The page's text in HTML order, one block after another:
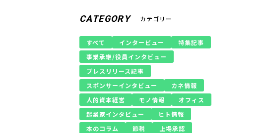
CATEGORY カテゴリー
すべて インタービュー
特集記事
事業承継/役員インタビュー
プレスリリース記事
スポンサーインタビュー
カネ情報
人的資本経営
モノ情報
オフィス
起業家インタビュー
ヒト情報
本のコラム
節税
上場承認